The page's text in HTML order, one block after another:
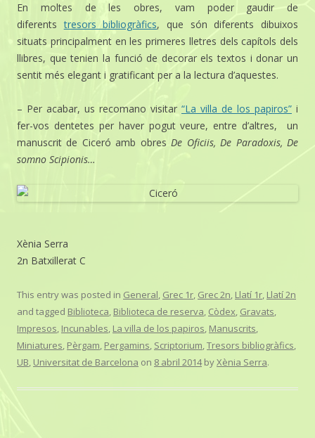
En moltes de les obres, vam poder gaudir de
diferentstresors bibliogràfics, que són diferents dibuixos
situats principalment en les primeres lletres dels capítols dels
llibres, que tenien la funció de decorar els textos i donar un
sentit més elegant i gratificant per a la lectura d’aquestes.
– Per acabar, us recomano visitar “La villa de los papiros” i
fer-vos dentetes per haver pogut veure, entre d’altres, un
manuscrit de Ciceró amb obres De Oficiis, De Paradoxis, De
somno Scipionis…
Xènia Serra
2n Batxillerat C
This entry was posted in General, Grec 1r, Grec 2n, Llatí 1r, Llatí 2n
and tagged Biblioteca, Biblioteca de reserva, Còdex, Gravats,
Impresos, Incunables, La villa de los papiros, Manuscrits,
Miniatures, Pèrgam, Pergamins, Scriptorium,Tresors bibliogràfics,
UB, Universitat de Barcelona on 8 abril 2014byXènia Serra.